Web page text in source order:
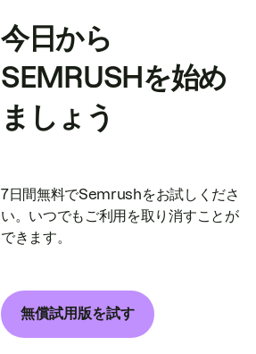
今日から
SEMRUSHを始め
ましょう
7日間無料でSemrushをお試しくださ
い。いつでもご利用を取り消すことが
できます。
無償試用版を試す